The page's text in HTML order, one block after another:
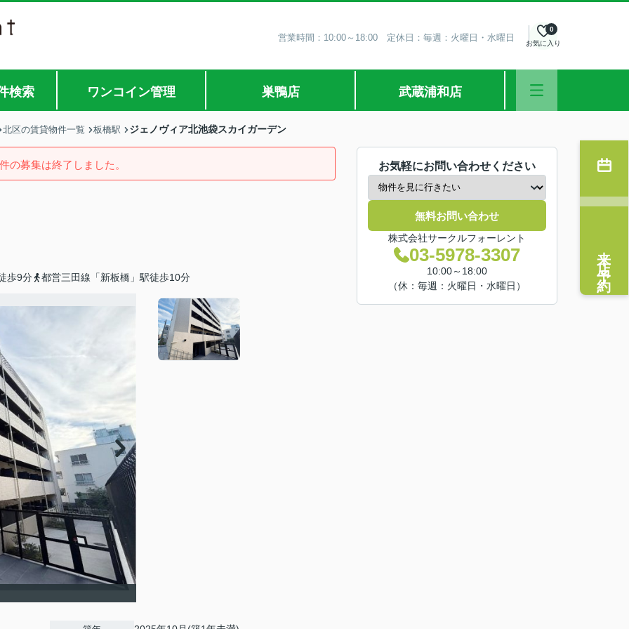
営業時間：10:00～18:00 定休日：毎週：火曜日・水曜日 お気に入り
0
検索 ワンコイン管理 巣鴨店 武蔵浦和店
北区の賃貸物件一覧 板橋駅 ジェノヴィア北池袋スカイガーデン
の募集は終了しました。
歩9分 都営三田線「新板橋」駅徒歩10分
お気軽にお問い合わせください
無料お問い合わせ
株式会社サークルフォーレント
03-5978-3307
10:00～18:00
（休：毎週：火曜日・水曜日）
来店予約